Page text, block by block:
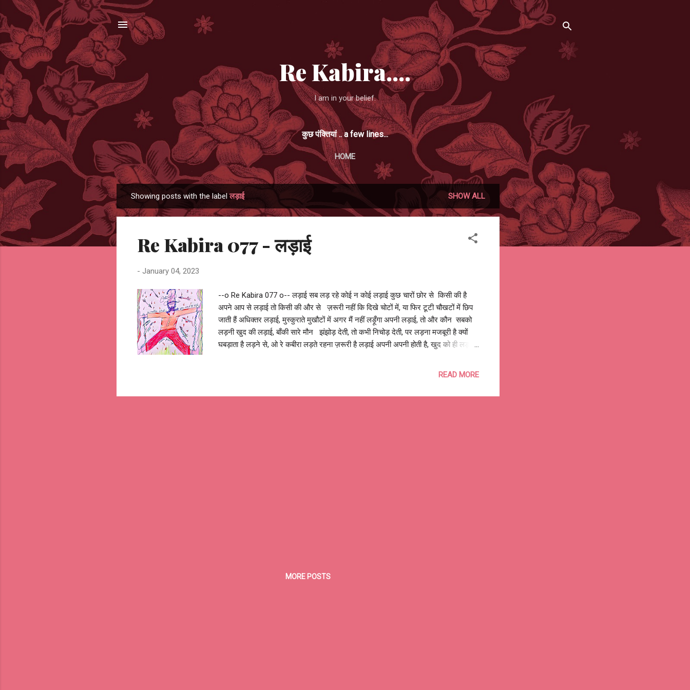
Re Kabira....
I am in your belief.
कुछ पंक्तियां .. a few lines...
HOME
o
Showing posts with the labelलड़ाई SHOW ALL
Re Kabira 077 - लड़ाई
- January 04, 2023
--o Re Kabira 077 o-- लड़ाई सब लड़ रहे कोई न कोई लड़ाई कुछ चारों छोर से किसी की है
अपने आप से लड़ाई तो किसी की और से ज़रूरी नहीं कि दिखे चोटों में, या फिर टूटी चौखटों में छिप
जाती हैं अधिक्तर लड़ाई, मुस्कुराते मुखौटों में अगर मैं नहीं लड़ूँगा अपनी लड़ाई, तो और कौन सबको
लड़नी खुद की लड़ाई, बाँकी सारे मौन झंझोड़ देती, तो कभी निचोड़ देती, पर लड़ना मजबूरी है क्यों
घबड़ाता है लड़ने से, ओ रे कबीरा लड़ते रहना ज़रूरी है लड़ाई अपनी अपनी होती है, खुद को ही लड़ना
READ MORE
MORE POSTS